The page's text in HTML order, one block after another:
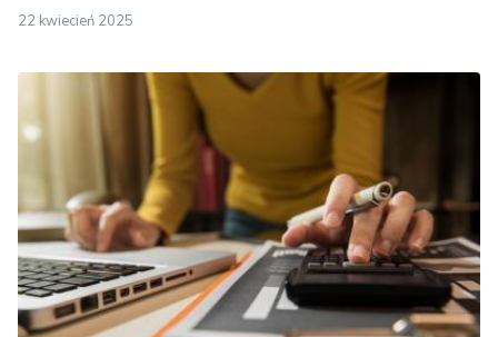
22 kwiecień 2025